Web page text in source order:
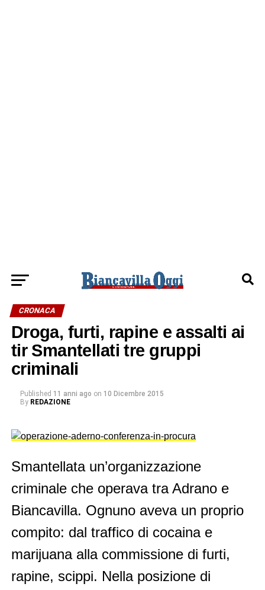
CRONACA
Droga, furti, rapine e assalti ai
tir Smantellati tre gruppi
criminali
Published 11 anni ago on 10 Dicembre 2015
By REDAZIONE
Smantellata un’organizzazione
criminale che operava tra Adrano e
Biancavilla. Ognuno aveva un proprio
compito: dal traffico di cocaina e
marijuana alla commissione di furti,
rapine, scippi. Nella posizione di